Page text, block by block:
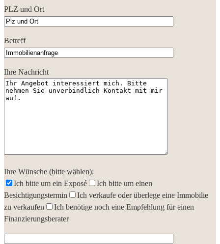
PLZ und Ort
Betreff
Ihre Nachricht
Ihre Wünsche (bitte wählen):
Ich bitte um ein Exposé
Ich bitte um einen
Besichtigungstermin
Ich verkaufe oder überlege eine Immobilie
zu verkaufen
Ich benötige noch eine Empfehlung für einen
Finanzierungsberater